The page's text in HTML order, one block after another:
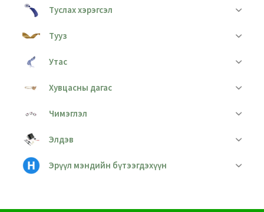
Туслах хэрэгсэл
Тууз
Утас
Хувцасны дагас
Чимэглэл
Элдэв
Эрүүл мэндийн бүтээгдэхүүн